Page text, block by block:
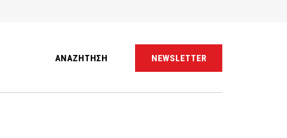
ΑΝΑΖΗΤΗΣΗ NEWSLETTER